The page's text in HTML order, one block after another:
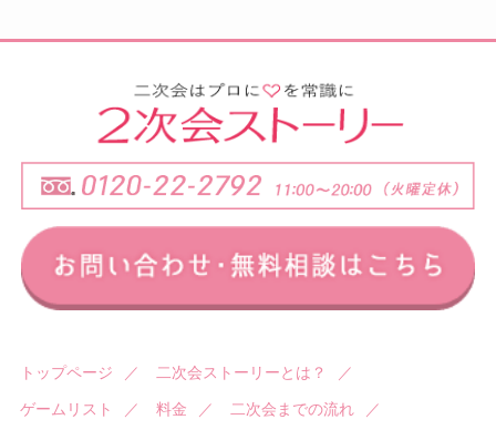
トップページ ／ 二次会ストーリーとは？ ／
ゲームリスト ／ 料金 ／ 二次会までの流れ ／